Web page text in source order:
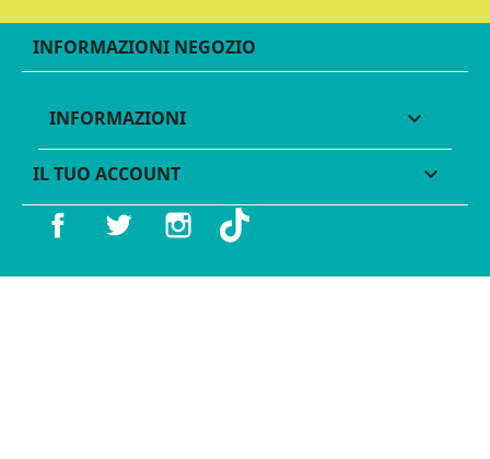
INFORMAZIONI NEGOZIO
INFORMAZIONI 
IL TUO ACCOUNT 
Facebook Twitter Instagram